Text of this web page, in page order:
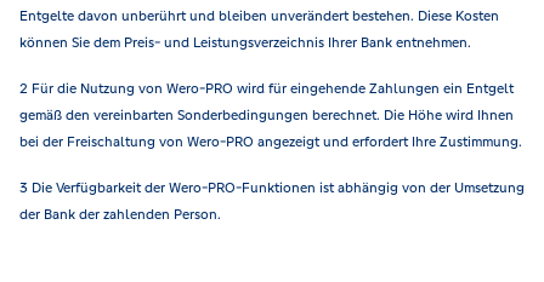
Entgelte davon unberührt und bleiben unverändert bestehen. Diese Kosten
können Sie dem Preis- und Leistungsverzeichnis Ihrer Bank entnehmen.
2 Für die Nutzung von Wero-PRO wird für eingehende Zahlungen ein Entgelt
gemäß den vereinbarten Sonderbedingungen berechnet. Die Höhe wird Ihnen
bei der Freischaltung von Wero-PRO angezeigt und erfordert Ihre Zustimmung.
3 Die Verfügbarkeit der Wero-PRO-Funktionen ist abhängig von der Umsetzung
der Bank der zahlenden Person.